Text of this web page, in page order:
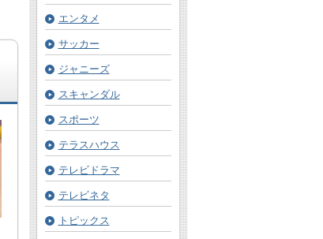
エンタメ
サッカー
ジャニーズ
スキャンダル
スポーツ
テラスハウス
テレビドラマ
テレビネタ
トピックス